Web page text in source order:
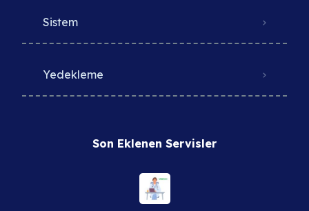
Sistem
Yedekleme
Son Eklenen Servisler